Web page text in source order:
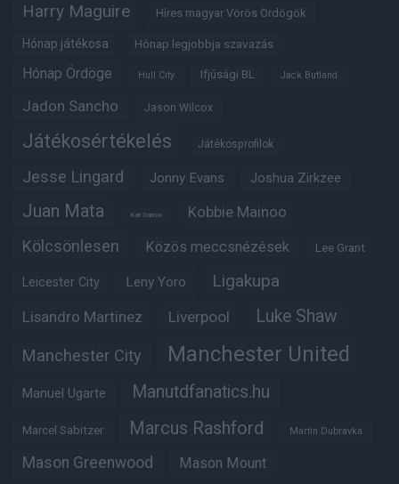
Harry Maguire Híres magyar Vörös Ördögök
Hónap játékosa Hónap legjobbja szavazás
Hónap Ördöge Hull City Ifjúsági BL Jack Butland
Jadon Sancho Jason Wilcox
Játékosértékelés Játékosprofilok
Jesse Lingard Jonny Evans Joshua Zirkzee
Juan Mata Karl Darlow Kobbie Mainoo
Kölcsönlesen Közös meccsnézések Lee Grant
Leicester City Leny Yoro Ligakupa
Lisandro Martinez Liverpool Luke Shaw
Manchester City Manchester United
Manuel Ugarte Manutdfanatics.hu
Marcel Sabitzer Marcus Rashford Martin Dubravka
Mason Greenwood Mason Mount